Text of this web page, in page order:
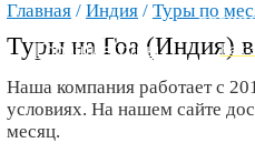
Горящие туры
Как
Главная / Индия / Туры по
Туры на Гоа (Индия)
Наша компания работает с
условиях. На нашем сайте
месяц.